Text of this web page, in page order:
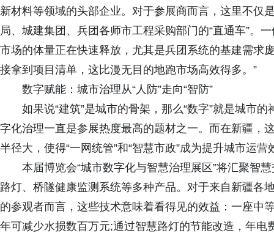
新材料等领域的头部企业。对于参展商而言，这里不仅
局、城建集团、兵团各师市工程采购部门的“直通车”。
市场的体量正在快速释放，尤其是兵团系统的基建需求
接拿到项目清单，这比漫无目的地跑市场高效得多。”
数字赋能：城市治理从“人防”走向“智防”
如果说“建筑”是城市的骨架，那么“数字”就是城市的
字化治理一直是参展热度最高的题材之一。而在新疆
半径大，使得“一网统管”和“智慧市政”成为提升城市运
本届博览会“城市数字化与智慧治理展区”将汇聚智
路灯、桥隧健康监测系统等多种产品。对于来自新疆各
的参观者而言，这些技术意味着看得见的效益：一座中
年可减少水损数百万元;通过智慧路灯的节能改造，年